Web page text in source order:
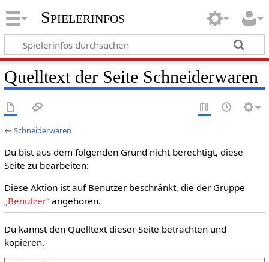
Spielerinfos
Quelltext der Seite Schneiderwaren
←Schneiderwaren
Du bist aus dem folgenden Grund nicht berechtigt, diese
Seite zu bearbeiten:
Diese Aktion ist auf Benutzer beschränkt, die der Gruppe
„Benutzer“ angehören.
Du kannst den Quelltext dieser Seite betrachten und
kopieren.